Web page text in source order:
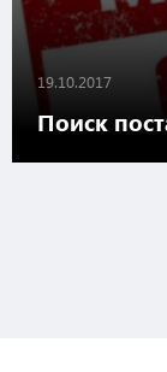
19.10.2017
Поиск